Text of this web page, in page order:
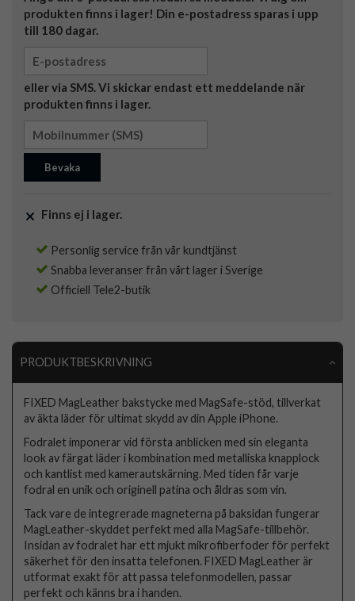
produkten finns i lager! Din e-postadress sparas i upp
till 180 dagar.
eller via SMS. Vi skickar endast ett meddelande när
produkten finns i lager.
Bevaka
Finns ej i lager.
Personlig service från vår kundtjänst
Snabba leveranser från vårt lager i Sverige
Officiell Tele2-butik
PRODUKTBESKRIVNING
FIXED MagLeather bakstycke med MagSafe-stöd, tillverkat
av äkta läder för ultimat skydd av din Apple iPhone.
Fodralet imponerar vid första anblicken med sin eleganta
look av färgat läder i kombination med metalliska knapplock
och kantlist med kamerautskärning. Med tiden får varje
fodral en unik och originell patina och åldras som vin.
Tack vare de integrerade magneterna på baksidan fungerar
MagLeather-skyddet perfekt med alla MagSafe-tillbehör.
Insidan av fodralet har ett mjukt mikrofiberfoder för perfekt
säkerhet för den insatta telefonen. FIXED MagLeather är
utformat exakt för att passa telefonmodellen, passar
perfekt och känns bra i handen.